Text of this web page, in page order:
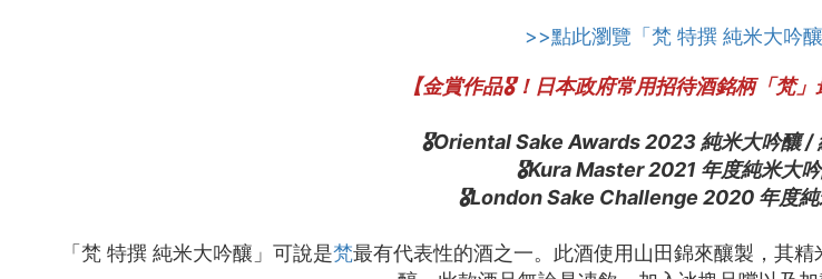
>>點此瀏覽「梵 特撰 純米大吟
【金賞作品🎖️！日本政府常用招待酒銘柄「梵
🎖️Oriental Sake Awards 2023 純米大吟釀 /
🎖️Kura Master 2021 年度純米大
🎖️London Sake Challenge 2020 年度純
「梵 特撰 純米大吟釀」可說是梵最有代表性的酒之一。此酒使用山田錦來釀製，其